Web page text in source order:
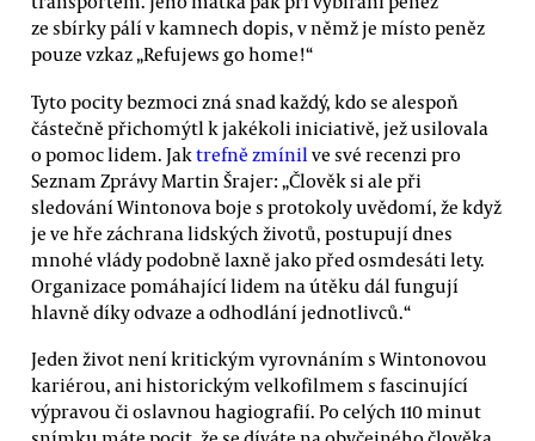
ze sbírky pálí v kamnech dopis, v němž je místo peněz
pouze vzkaz „Refujews go home!“
Tyto pocity bezmoci zná snad každý, kdo se alespoň
částečně přichomýtl k jakékoli iniciativě, jež usilovala
o pomoc lidem. Jaktrefně zmínil ve své recenzi pro
Seznam Zprávy Martin Šrajer: „Člověk si ale při
sledování Wintonova boje s protokoly uvědomí, že když
je ve hře záchrana lidských životů, postupují dnes
mnohé vlády podobně laxně jako před osmdesáti lety.
Organizace pomáhající lidem na útěku dál fungují
hlavně díky odvaze a odhodlání jednotlivců.“
Jeden život není kritickým vyrovnáním s Wintonovou
kariérou, ani historickým velkofilmem s fascinující
výpravou či oslavnou hagiografií. Po celých 110 minut